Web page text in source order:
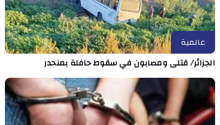
عالمية
الجزائر/ قتلى ومصابون في سقوط حافلة بمنحدر